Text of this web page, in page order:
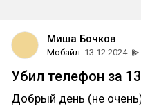
Миша Бочков
Мобайл 13.12.2024
Убил телефон за
Добрый день (не